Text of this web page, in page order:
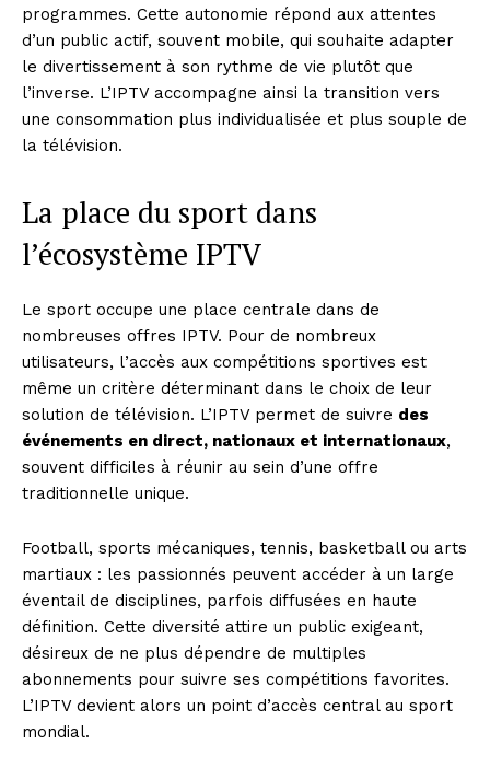
programmes. Cette autonomie répond aux attentes
d’un public actif, souvent mobile, qui souhaite adapter
le divertissement à son rythme de vie plutôt que
l’inverse. L’IPTV accompagne ainsi la transition vers
une consommation plus individualisée et plus souple de
la télévision.
La place du sport dans
l’écosystème IPTV
Le sport occupe une place centrale dans de
nombreuses offres IPTV. Pour de nombreux
utilisateurs, l’accès aux compétitions sportives est
même un critère déterminant dans le choix de leur
solution de télévision. L’IPTV permet de suivre des
événements en direct, nationaux et internationaux,
souvent difficiles à réunir au sein d’une offre
traditionnelle unique.
Football, sports mécaniques, tennis, basketball ou arts
martiaux : les passionnés peuvent accéder à un large
éventail de disciplines, parfois diffusées en haute
définition. Cette diversité attire un public exigeant,
désireux de ne plus dépendre de multiples
abonnements pour suivre ses compétitions favorites.
L’IPTV devient alors un point d’accès central au sport
mondial.